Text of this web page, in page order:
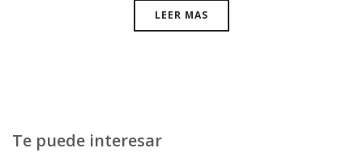
LEER MAS
Te puede interesar